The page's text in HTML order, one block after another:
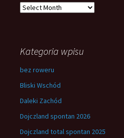
Archives
Kategoria wpisu
bez roweru
Bliski Wschód
Daleki Zachód
Dojczland spontan 2026
Dojczland total spontan 2025